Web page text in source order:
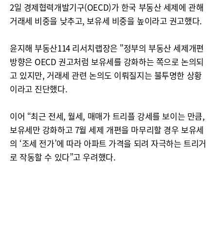
2일 경제협력개발기구(OECD)가 한국 부동산 세제에 관해
거래세 비중을 낮추고, 보유세 비중을 높이라고 권고했다.
윤지해 부동산114 리서치랩장은 "정부의 부동산 세제개편
방향은 OECD 권고처럼 보유세를 강화하는 쪽으로 논의되
고 있지만, 거래세 관련 논의도 이뤄질지는 불투명한 상황
이라고 진단했다.
이어 “최근 전세, 월세, 매매가 트리플 강세를 보이는 만큼,
보유세만 강화하고 7월 세제 개편을 마무리할 경우 보유세
의 ‘조세 전가’에 따라 아파트 가격을 되려 자극하는 트리거
로 작동할 수 있다”고 우려했다.